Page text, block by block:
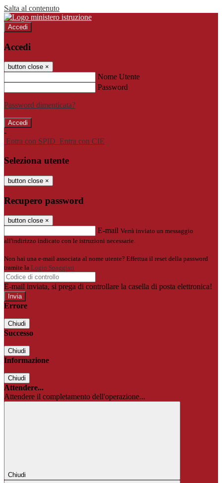
Salta al contenuto
Accedi
Accedi
button close ×
Nome Utente
Password
Password dimenticata?
-
Entra con SPID Entra con CIE
Seleziona utente
button close ×
Recupero password
button close ×
E-mail Verrà inviato un messaggio
all'indirizzo indicato con le istruzioni necessarie.
Non hai una e-mail associata al nome utente? Effettua il reset della password
tramite la Login Spaggiari
E-mail inviata, si prega di controllare la casella di posta elettronica!
Errore
Chiudi
Successo
Chiudi
Informazione
Chiudi
Attendere...
Attendere il completamento dell'operazione...
Chiudi